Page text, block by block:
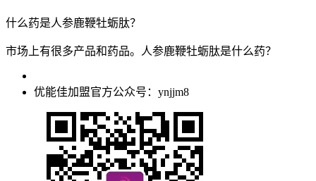
什么药是人参鹿鞭牡蛎肽？
市场上有很多产品和药品。人参鹿鞭牡蛎肽是什么药？
优能佳加盟官方公众号：ynjjm8